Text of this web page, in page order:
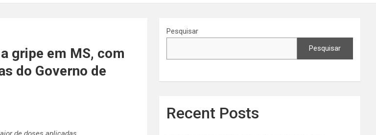
gripe em MS, com
do Governo de
Pesquisar
Pesquisar
Recent Posts